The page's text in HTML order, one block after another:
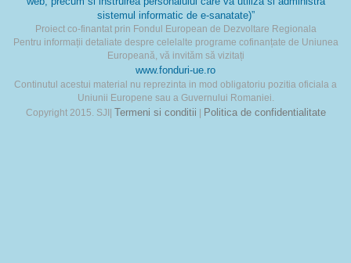
sistemul informatic de e-sanatate)”
Proiect co-finantat prin Fondul European de Dezvoltare Regionala
Pentru informații detaliate despre celelalte programe cofinanțate de Uniunea
Europeană, vă invităm să vizitați
www.fonduri-ue.ro
Continutul acestui material nu reprezinta in mod obligatoriu pozitia oficiala a
Uniunii Europene sau a Guvernului Romaniei.
Copyright 2015. SJI| Termeni si conditii Politica de confidentialitate